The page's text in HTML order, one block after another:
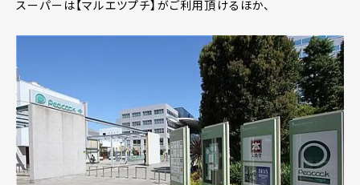
スーパーは【マルエツプチ】がご利用頂けるほか、